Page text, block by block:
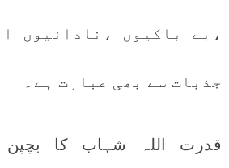
،بے باکیوں ،نادانیوں
جذبات سے بھی عبارت ہے۔
قدرت اللہ شہاب کا